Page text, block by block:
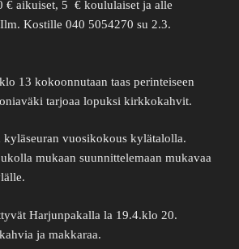
€ aikuiset, 5 € koululaiset ja alle
Kostille 040 5054270 su 2.3.
13 kokoonnutaan taas perinteiseen
tarjoaa lopuksi kirkkokahvit.
vuosikokous kylätalolla.
mukaan suunnittelemaan mukavaa
Harjunpakalla la 19.4.klo 20.
ja makkaraa.